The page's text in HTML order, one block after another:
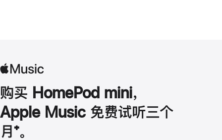
购买 HomePod mini，
Apple Music 免费试听三个
月 脚
⁺。